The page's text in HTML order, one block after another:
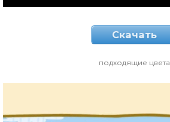
Скачать
подходящие цвета